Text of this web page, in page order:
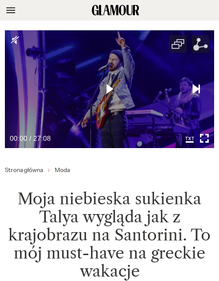
00:00 / 27:08
Strona główna Moda
Moja niebieska sukienka
Talya wygląda jak z
krajobrazu na Santorini. To
mój must-have na greckie
wakacje